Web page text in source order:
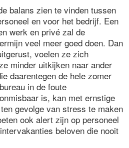
balans zien te vinden tussen
en voor het bedrijf. Een
werk en privé zal de
veel meer goed doen. Dan
voelen ze zich
minder uitkijken naar ander
daarentegen de hele zomer
in de foute
is, kan met ernstige
gevolge van stress te maken
ook alert zijn op personeel
beloven die nooit